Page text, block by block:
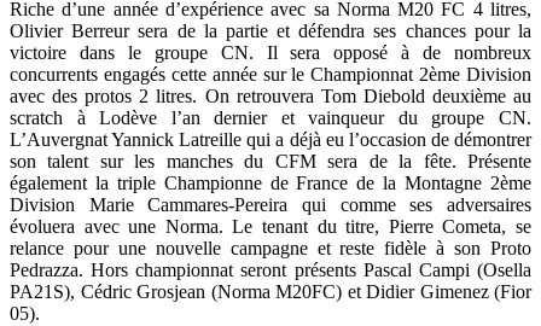
Riche d’une année d’expérience avec sa Norma M20 FC 4 litres,
Olivier Berreur sera de la partie et défendra ses chances pour la
victoire dans le groupe CN. Il sera opposé à de nombreux
concurrents engagés cette année sur le Championnat 2ème Division
avec des protos 2 litres. On retrouvera Tom Diebold deuxième au
scratch à Lodève l’an dernier et vainqueur du groupe CN.
L’Auvergnat Yannick Latreille qui a déjà eu l’occasion de démontrer
son talent sur les manches du CFM sera de la fête. Présente
également la triple Championne de France de la Montagne 2ème
Division Marie Cammares-Pereira qui comme ses adversaires
évoluera avec une Norma. Le tenant du titre, Pierre Cometa, se
relance pour une nouvelle campagne et reste fidèle à son Proto
Pedrazza. Hors championnat seront présents Pascal Campi (Osella
PA21S), Cédric Grosjean (Norma M20FC) et Didier Gimenez (Fior
05).